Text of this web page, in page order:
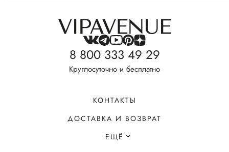
8 800 333 49 29
Круглосуточно и бесплатно
КОНТАКТЫ
ДОСТАВКА И ВОЗВРАТ
ЕЩЁ